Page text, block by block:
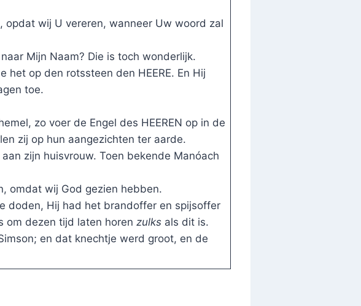
opdat wij U vereren, wanneer Uw woord zal
Mijn Naam? Die is toch wonderlijk.
op den rotssteen den HEERE. En Hij
toe.
zo voer de Engel des HEEREN op in de
zij op hun aangezichten ter aarde.
zijn huisvrouw. Toen bekende Manóach
omdat wij God gezien hebben.
doden, Hij had het brandoffer en spijsoffer
om dezen tijd laten horen zulksals dit is.
en dat knechtje werd groot, en de